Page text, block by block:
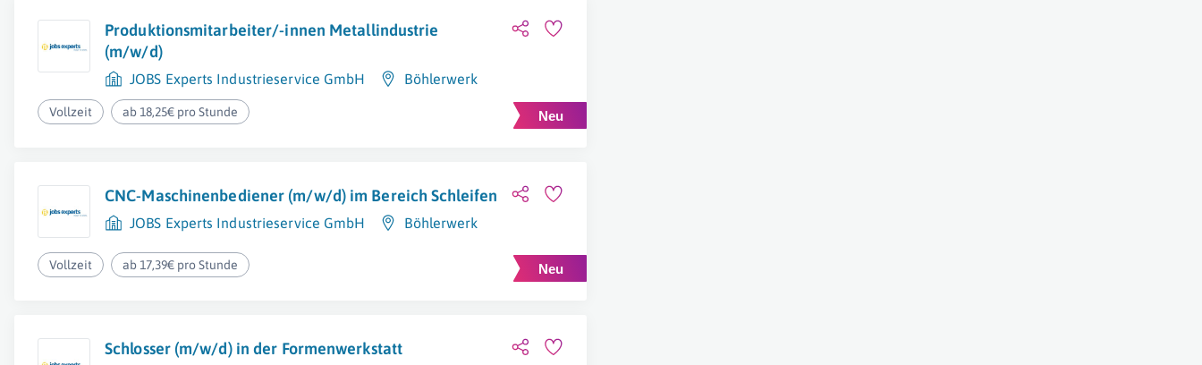
Produktionsmitarbeiter/-innen Metallindustrie
(m/w/d)
JOBS Experts Industrieservice GmbH Böhlerwerk
Vollzeit ab 18,25€ pro Stunde
CNC-Maschinenbediener (m/w/d) im Bereich Schleifen
JOBS Experts Industrieservice GmbH Böhlerwerk
Vollzeit ab 17,39€ pro Stunde
Schlosser (m/w/d) in der Formenwerkstatt